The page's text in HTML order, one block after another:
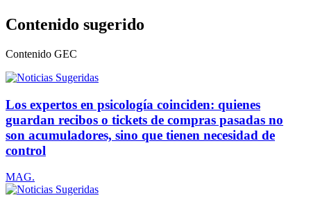
Contenido sugerido
Contenido GEC
Los expertos en psicología coinciden: quienes
guardan recibos o tickets de compras pasadas no
son acumuladores, sino que tienen necesidad de
control
MAG.